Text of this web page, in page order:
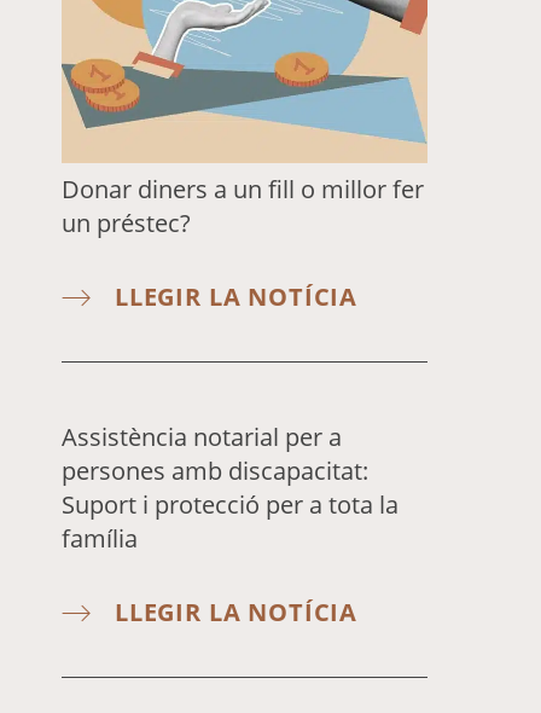
Donar diners a un fill o millor fer
un préstec?
LLEGIR LA NOTÍCIA
Assistència notarial per a
persones amb discapacitat:
Suport i protecció per a tota la
família
LLEGIR LA NOTÍCIA